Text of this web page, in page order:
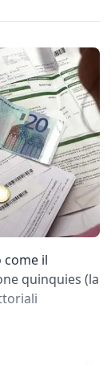
come il
quinquies (la